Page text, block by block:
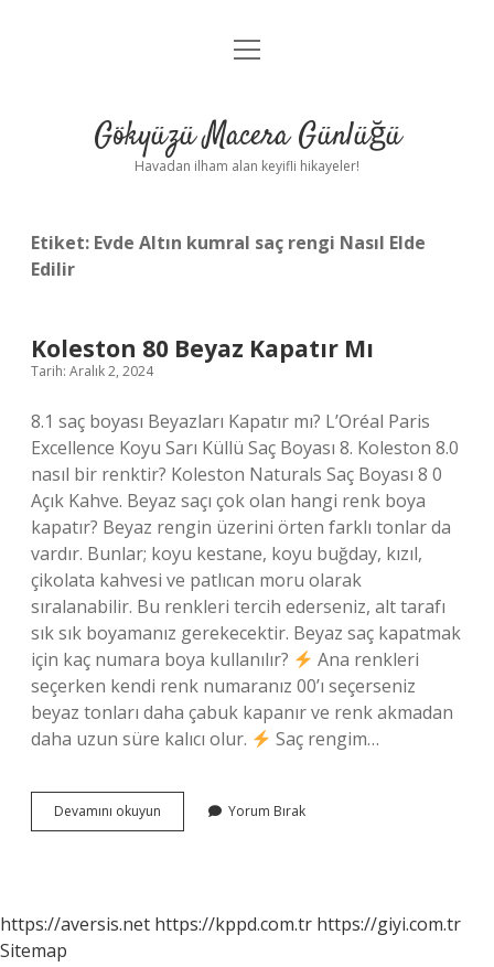
Anasayfa
Yasal Uyarı
menüyü
Gökyüzü Macera Günlüğü
Havadan ilham alan keyifli hikayeler!
Etiket: Evde Altın kumral saç rengi Nasıl Elde
Edilir
Koleston 80 Beyaz Kapatır Mı
Tarih: Aralık 2, 2024
8.1 saç boyası Beyazları Kapatır mı? L’Oréal Paris
Excellence Koyu Sarı Küllü Saç Boyası 8. Koleston 8.0
nasıl bir renktir? Koleston Naturals Saç Boyası 8 0
Açık Kahve. Beyaz saçı çok olan hangi renk boya
kapatır? Beyaz rengin üzerini örten farklı tonlar da
vardır. Bunlar; koyu kestane, koyu buğday, kızıl,
çikolata kahvesi ve patlıcan moru olarak
sıralanabilir. Bu renkleri tercih ederseniz, alt tarafı
sık sık boyamanız gerekecektir. Beyaz saç kapatmak
için kaç numara boya kullanılır?
Ana renkleri
seçerken kendi renk numaranız 00’ı seçerseniz
beyaz tonları daha çabuk kapanır ve renk akmadan
daha uzun süre kalıcı olur.
Saç rengim…
Devamını okuyun Koleston
80
Yorum Bırak
https://aversis.net https://kppd.com.tr https://giyi.com.tr
Sitemap